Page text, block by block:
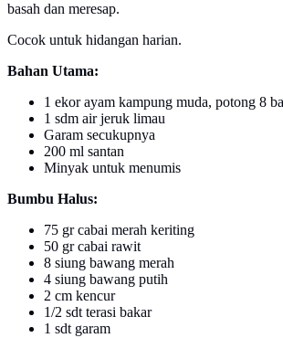
basah dan meresap.
Cocok untuk hidangan harian.
Bahan Utama:
1 ekor ayam kampung muda, potong 8
1 sdm air jeruk limau
Garam secukupnya
200 ml santan
Minyak untuk menumis
Bumbu Halus:
75 gr cabai merah keriting
50 gr cabai rawit
8 siung bawang merah
4 siung bawang putih
2 cm kencur
1/2 sdt terasi bakar
1 sdt garam